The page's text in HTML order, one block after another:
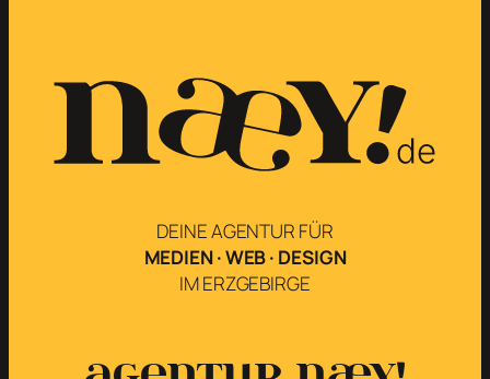
DEINE AGENTUR FÜR
MEDIEN · WEB · DESIGN
IM ERZGEBIRGE